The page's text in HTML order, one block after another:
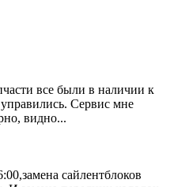
все были в наличии к
Сервис мне
видно...
сайлентблоков